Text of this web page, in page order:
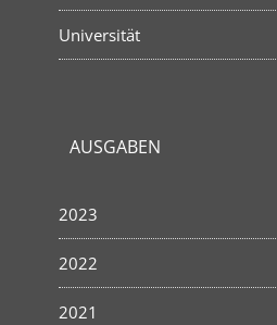
Universität
AUSGABEN
2023
2022
2021